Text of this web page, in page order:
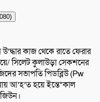
উ’দ্ধার কাজ থেকে রাতে ফেরার
সিলেট কুলাউড়া সেকশনের
সভাপতি পিডব্লিউ (Pw
আ’হ’ত হয়ে ইন্তে*কাল